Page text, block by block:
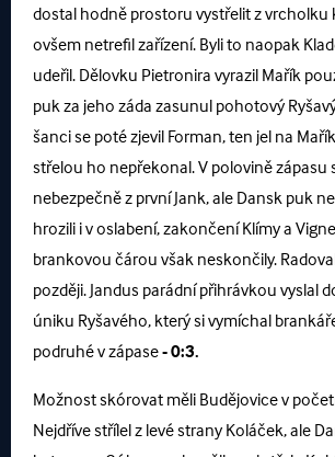
dostal hodně prostoru vystřelit z vrcholku
ovšem netrefil zařízení. Byli to naopak
udeřil. Dělovku Pietronira vyrazil Mařík
puk za jeho záda zasunul pohotový
šanci se poté zjevil Forman, ten jel na
střelou ho nepřekonal. V polovině zápasu
nebezpečně z první Jank, ale Dansk puk
hrozili i v oslabení, zakončení Klímy a
brankovou čárou však neskončily.
později. Jandus parádní přihrávkou vyslal
úniku Ryšavého, který si vymíchal
podruhé v zápase- 0:3.
Možnost skórovat měli Budějovice v
Nejdříve střílel z levé strany Koláček, ale